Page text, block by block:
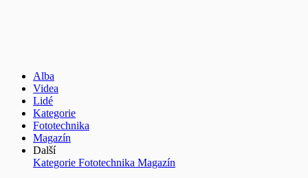
Alba
Videa
Lidé
Kategorie
Fototechnika
Magazín
Další
Kategorie Fototechnika Magazín